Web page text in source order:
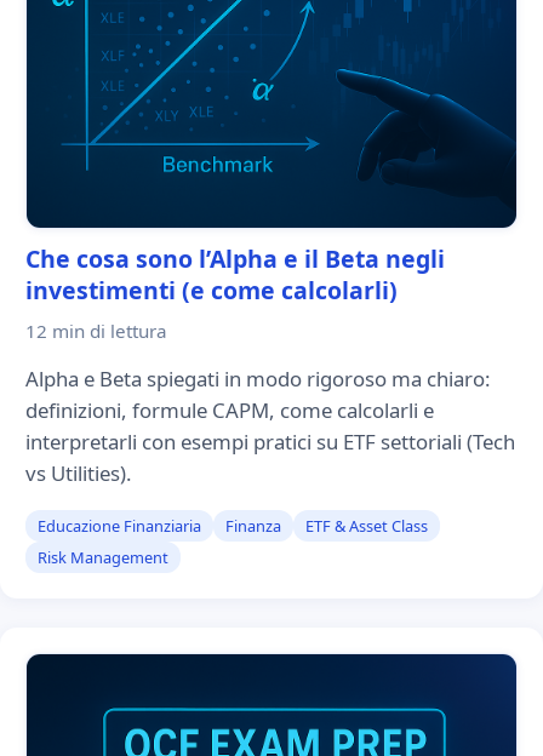
Che cosa sono l’Alpha e il Beta negli
investimenti (e come calcolarli)
12 min di lettura
Alpha e Beta spiegati in modo rigoroso ma chiaro:
definizioni, formule CAPM, come calcolarli e
interpretarli con esempi pratici su ETF settoriali (Tech
vs Utilities).
Educazione Finanziaria Finanza
ETF & Asset Class
Risk Management